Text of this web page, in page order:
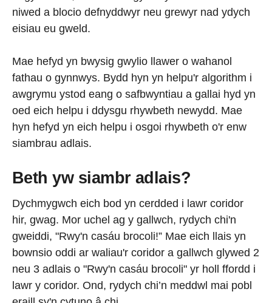
niwed a blocio defnyddwyr neu grewyr nad ydych
eisiau eu gweld.
Mae hefyd yn bwysig gwylio llawer o wahanol
fathau o gynnwys. Bydd hyn yn helpu'r algorithm i
awgrymu ystod eang o safbwyntiau a gallai hyd yn
oed eich helpu i ddysgu rhywbeth newydd. Mae
hyn hefyd yn eich helpu i osgoi rhywbeth o'r enw
siambrau adlais.
Beth yw siambr adlais?
Dychmygwch eich bod yn cerdded i lawr coridor
hir, gwag. Mor uchel ag y gallwch, rydych chi'n
gweiddi, "Rwy'n casáu brocoli!” Mae eich llais yn
bownsio oddi ar waliau'r coridor a gallwch glywed 2
neu 3 adlais o "Rwy'n casáu brocoli" yr holl ffordd i
lawr y coridor. Ond, rydych chi’n meddwl mai pobl